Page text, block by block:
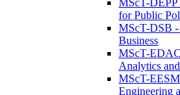
MScT-DEPP
for Public
MScT-DSB -
Business
MScT-
Analytics
MScT-
Engineering